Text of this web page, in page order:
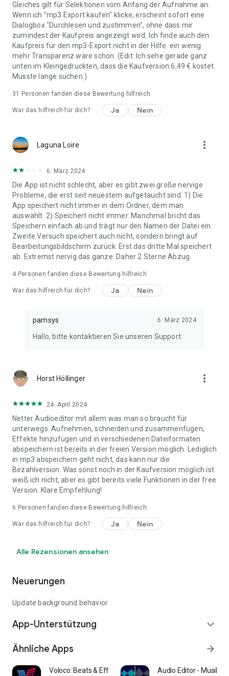
Gleiches gilt für Selektionen vom Anfang der Aufnahme an.
Wenn ich "mp3 Export kaufen" klicke, erscheint sofort eine
Dialogbox "Durchlesen und zustimmen", ohne dass mir
zumindest der Kaufpreis angezeigt wird. Ich finde auch den
Kaufpreis für den mp3-Export nicht in der Hilfe. ein wenig
mehr Transparenz wäre schön. (Edit: Ich sehe gerade ganz
unten im Kleingedruckten, dass die Kaufversion 6,49 € kostet.
Musste lange suchen.)
31 Personen fanden diese Bewertung hilfreich
War das hilfreich für dich? Ja Nein
Laguna Loire more_vert
6. März 2024
Die App ist nicht schlecht, aber es gibt zwei große nervige
Probleme, die erst seit neuestem aufgetaucht sind. 1) Die
App speichert nicht immer in dem Ordner, dem man
auswählt. 2) Speichert nicht immer. Manchmal bricht das
Speichern einfach ab und trägt nur den Namen der Datei ein.
Zweite Versuch speichert auch nicht, sondern bringt auf
Bearbeitungsbildschirm zurück. Erst das dritte Mal speichert
ab. Extremst nervig das ganze. Daher 2 Sterne Abzug.
4 Personen fanden diese Bewertung hilfreich
War das hilfreich für dich? Ja Nein
pamsys 6. März 2024
Hallo, bitte kontaktieren Sie unseren Support.
Horst Höllinger more_vert
24. April 2024
Netter Audioeditor mit allem was man so braucht für
unterwegs. Aufnehmen, schneiden und zusammenfügen,
Effekte hinzufügen und in verschiedenen Dateiformaten
abspeichern ist bereits in der freien Version möglich. Lediglich
in mp3 abspeichern geht nicht, das kann nur die
Bezahlversion. Was sonst noch in der Kaufversion möglich ist
weiß ich nicht, aber es gibt bereits viele Funktionen in der free
Version. Klare Empfehlung!
6 Personen fanden diese Bewertung hilfreich
War das hilfreich für dich? Ja Nein
Alle Rezensionen ansehen
Neuerungen
Update background behavior
App-Unterstützung expand_more
Ähnliche Apps arrow_forward
Voloco: Beats & Effekte Studio Audio Editor - Musik